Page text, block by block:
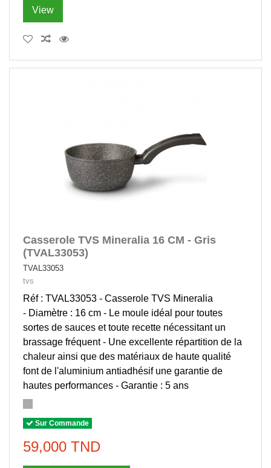
View
Casserole TVS Mineralia 16 CM - Gris
(TVAL33053)
TVAL33053
tvs
Réf : TVAL33053 - Casserole TVS Mineralia
- Diamètre : 16 cm - Le moule idéal pour toutes
sortes de sauces et toute recette nécessitant un
brassage fréquent - Une excellente répartition de la
chaleur ainsi que des matériaux de haute qualité
font de l'aluminium antiadhésif une garantie de
hautes performances - Garantie : 5 ans
Sur Commande
59,000 TND